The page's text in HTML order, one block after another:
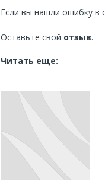
Если вы нашли ошибку в
Оставьте свой отзыв.
Читать еще: